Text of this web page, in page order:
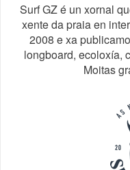
Surf GZ é un xornal
xente da praia en
2008 e xa
longboard, ecoloxía,
Moitas